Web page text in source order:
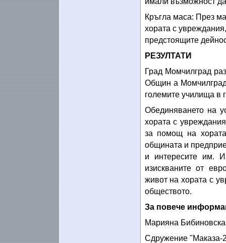
Кръгла маса: През
хората с
предстоящите
РЕЗУЛТАТИ
Град Момчилград
Общин а
големите училища в
Обединяването на
хората с
за помощ на
общината и
и интересите им.
изискваните от
живот на хората с
обществото.
За повече
Марияна
Сдружение "Маказа-